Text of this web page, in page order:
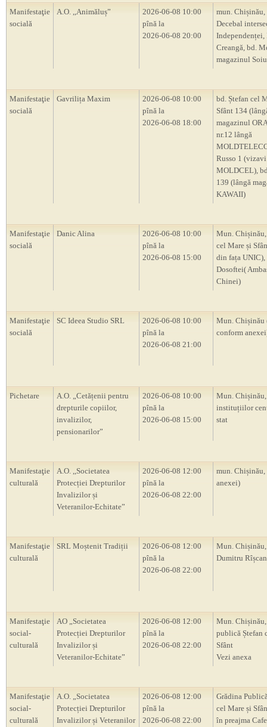
Manifestaţie
socială
A.O. ,,Animăluș”
2026-06-08 10:00
pînă la
2026-06-08 20:00
mun. Chișinău,
Decebal
Independenței,
Creangă, bd.
magazinul
Manifestaţie
socială
Gavrilița Maxim
2026-06-08 10:00
pînă la
2026-06-08 18:00
bd. Ștefan cel
Sfânt 134
magazinul
nr.12 lângă
Russo 1 (vizavi
MOLDCEL),
139 (lângă
KAWAII)
Manifestaţie
socială
Danic Alina
2026-06-08 10:00
pînă la
2026-06-08 15:00
Mun.
cel Mare și
din fața UNIC),
Dosoftei(
Chinei)
Manifestaţie
socială
SC Ideea Studio SRL
2026-06-08 10:00
pînă la
2026-06-08 21:00
Mun.
conform
Pichetare
A.O. „Cetățenii pentru
drepturile copiilor,
invalizilor,
pensionarilor”
2026-06-08 10:00
pînă la
2026-06-08 15:00
Mun.
instituțiilor
stat
Manifestaţie
culturală
A.O. ,,Societatea
Protecției Drepturilor
Invalizilor și
Veteranilor-Echitate”
2026-06-08 12:00
pînă la
2026-06-08 22:00
mun.
anexei)
Manifestaţie
culturală
SRL Moștenit Tradiții
2026-06-08 12:00
pînă la
2026-06-08 22:00
Mun.
Dumitru
Manifestaţie
social-
culturală
AO „Societatea
Protecției Drepturilor
Invalizilor și
Veteranilor-Echitate”
2026-06-08 12:00
pînă la
2026-06-08 22:00
Mun.
publică Ștefan
Sfânt
Vezi anexa
Manifestaţie
social-
culturală
A.O. „Societatea
Protecției Drepturilor
Invalizilor și Veteranilor
2026-06-08 12:00
pînă la
2026-06-08 22:00
Grădina
cel Mare și
în preajma